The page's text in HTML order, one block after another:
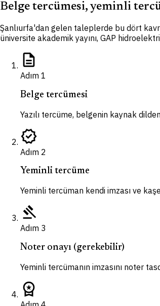
Belge tercümesi, yeminli
Şanlıurfa'dan gelen taleplerde bu dört
üniversite akademik yayını, GAP
description
Adım 1
Belge tercümesi
Yazılı tercüme, belgenin kaynak
verified
Adım 2
Yeminli tercüme
Yeminli tercüman kendi imzası ve
gavel
Adım 3
Noter onayı (gerekebilir)
Yeminli tercümanın imzasını noter
workspace_premium